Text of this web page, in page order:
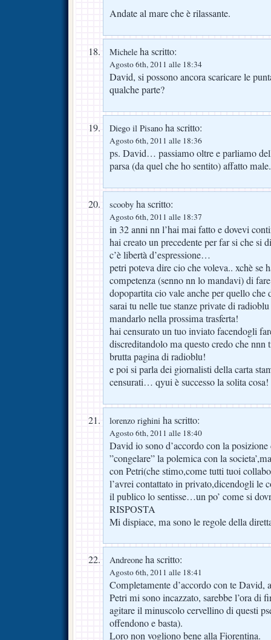
Andate al mare che è rilassante.
Michele ha scritto:
Agosto 6th, 2011 alle 18:34
David, si possono ancora scaricare le
qualche parte?
Diego il Pisano ha scritto:
Agosto 6th, 2011 alle 18:36
ps. David… passiamo oltre e parliamo
parsa (da quel che ho sentito) affatto male.
scooby ha scritto:
Agosto 6th, 2011 alle 18:37
in 32 anni nn l’hai mai fatto e dovevi
hai creato un precedente per far si che si
c’è libertà d’espressione…
petri poteva dire cio che voleva.. xchè se
competenza (senno nn lo mandavi) di
dopopartita cio vale anche per quello che
sarai tu nelle tue stanze private di
mandarlo nella prossima trasferta!
hai censurato un tuo inviato facendogli
discreditandolo ma questo credo che
brutta pagina di radioblu!
e poi si parla dei giornalisti della carta
censurati… qyui è successo la solita cosa!
lorenzo righini ha scritto:
Agosto 6th, 2011 alle 18:40
David io sono d’accordo con la posizione
”congelare” la polemica con la
con Petri(che stimo,come tutti tuoi
l’avrei contattato in privato,dicendogli le
il publico lo sentisse…un po’ come si
RISPOSTA
Mi dispiace, ma sono le regole della
Andreone ha scritto:
Agosto 6th, 2011 alle 18:41
Completamente d’accordo con te David,
Petri mi sono incazzato, sarebbe l’ora di
agitare il minuscolo cervellino di questi
offendono e basta).
Loro non vogliono bene alla Fiorentina.